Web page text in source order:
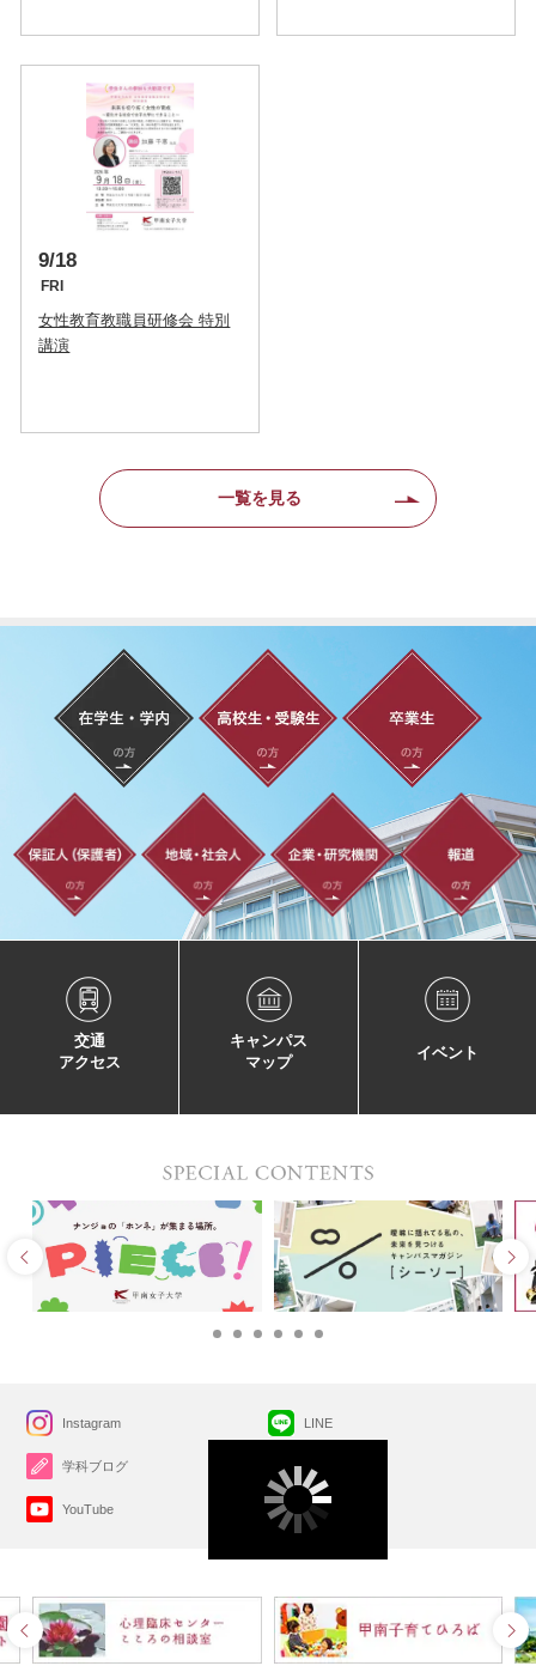
9/18
FRI
女性教育教職員研修会 特別
講演
一覧を見る
交通
アクセス
キャンパス
マップ
イベント
Instagram
学科ブログ
YouTube
LINE
X(旧Twitter)
Facebook